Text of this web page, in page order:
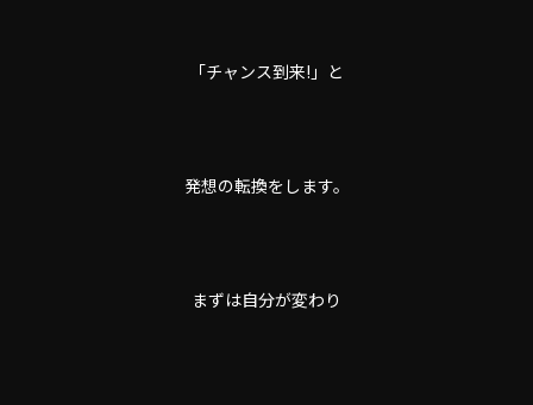
「チャンス到来!」と
発想の転換をします。
まずは自分が変わり